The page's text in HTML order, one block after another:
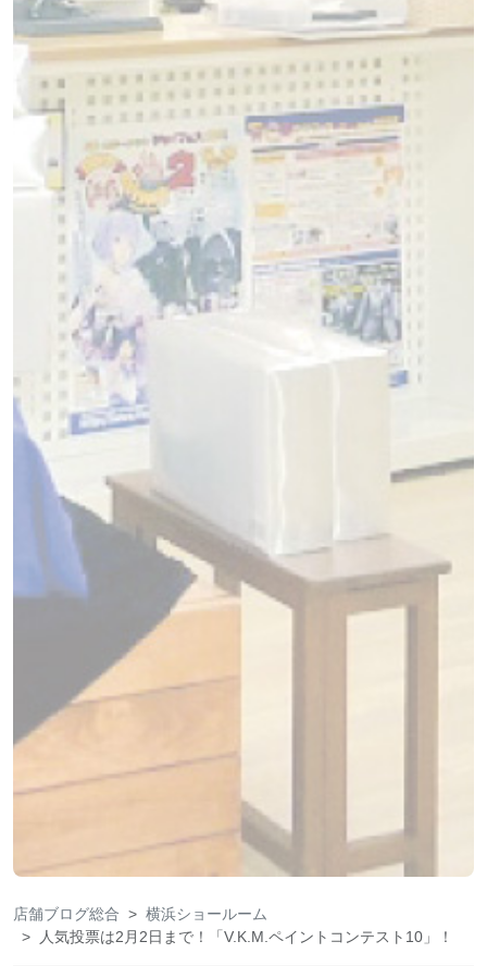
店舗ブログ総合
横浜ショールーム
人気投票は2月2日まで！「V.K.M.ペイントコンテスト10」！